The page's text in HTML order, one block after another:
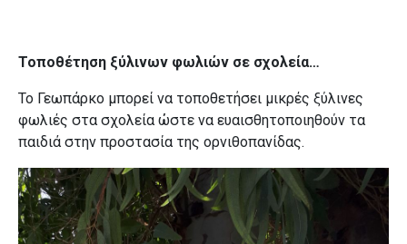
Τοποθέτηση ξύλινων φωλιών σε σχολεία…
Το Γεωπάρκο μπορεί να τοποθετήσει μικρές ξύλινες
φωλιές στα σχολεία ώστε να ευαισθητοποιηθούν τα
παιδιά στην προστασία της ορνιθοπανίδας.